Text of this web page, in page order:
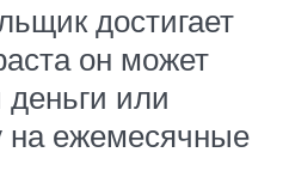
достигает
он может
деньги или
на ежемесячные